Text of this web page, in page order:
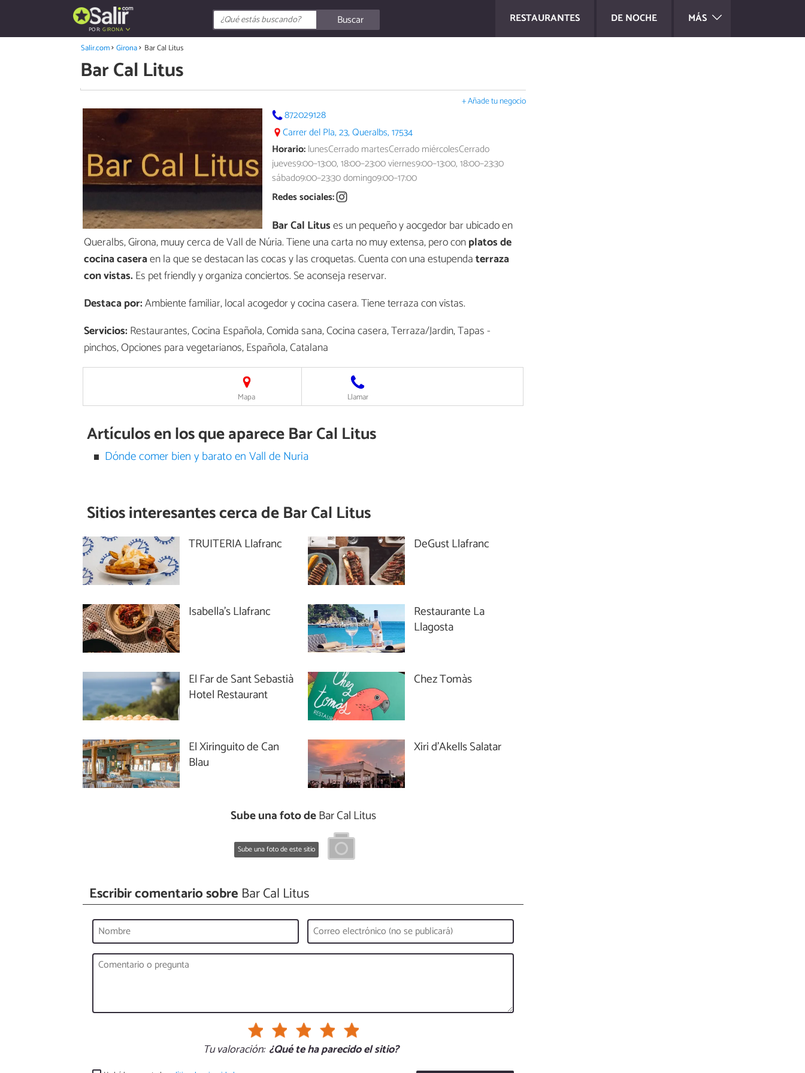
RESTAURANTES DE NOCHE MÁS
POR:GIRONA
Buscar
Salir.com Girona Bar Cal Litus
Bar Cal Litus
+ Añade tu negocio
872029128
Carrer del Pla, 23, Queralbs, 17534
Horario:lunesCerrado martesCerrado miércolesCerrado
jueves9:00–13:00, 18:00–23:00 viernes9:00–13:00, 18:00–23:30
sábado9:00–23:30 domingo9:00–17:00
Redes sociales:
Bar Cal Lituses un pequeño y aocgedor bar ubicado en
Queralbs, Girona, muuy cerca de Vall de Núria. Tiene una carta no muy extensa, pero conplatos de
cocina caseraen la que se destacan las cocas y las croquetas. Cuenta con una estupendaterraza
con vistas.Es pet friendly y organiza conciertos. Se aconseja reservar.
Destaca por:Ambiente familiar, local acogedor y cocina casera. Tiene terraza con vistas.
Servicios:Restaurantes, Cocina Española, Comida sana, Cocina casera, Terraza/Jardin, Tapas -
pinchos, Opciones para vegetarianos, Española, Catalana
Mapa Llamar
Artículos en los que aparece Bar Cal Litus
Dónde comer bien y barato en Vall de Nuria
Sitios interesantes cerca deBar Cal Litus
TRUITERIA Llafranc DeGust Llafranc
Isabella's Llafranc
Restaurante La
Llagosta
El Far de Sant Sebastià
Hotel Restaurant
Chez Tomàs
El Xiringuito de Can
Blau
Xiri d'Akells Salatar
Sube una foto deBar Cal Litus
Sube una foto de este sitio
Escribir comentario sobre Bar Cal Litus
Tu valoración: ¿Qué te ha parecido el sitio?